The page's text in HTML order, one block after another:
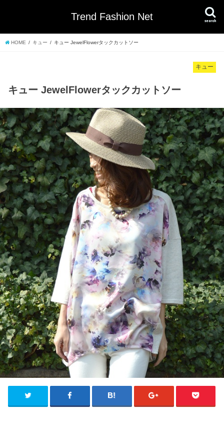
Trend Fashion Net search
HOME キュー キュー JewelFlowerタックカットソー
キュー
キュー JewelFlowerタックカットソー